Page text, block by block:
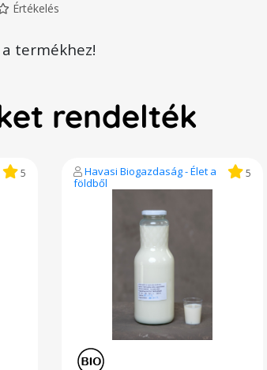
Értékelés
termékhez!
rendelték
5
Havasi Biogazdaság - Élet a
földből
5